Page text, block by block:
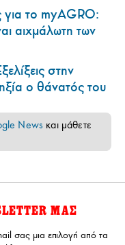
το myAGRO:
αιχμάλωτη των
στην
ο θάνατός του
News και μάθετε
ΜΑΣ
σας μια επιλογή από τα